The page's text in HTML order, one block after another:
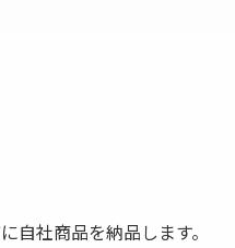
自社商品を納品します。